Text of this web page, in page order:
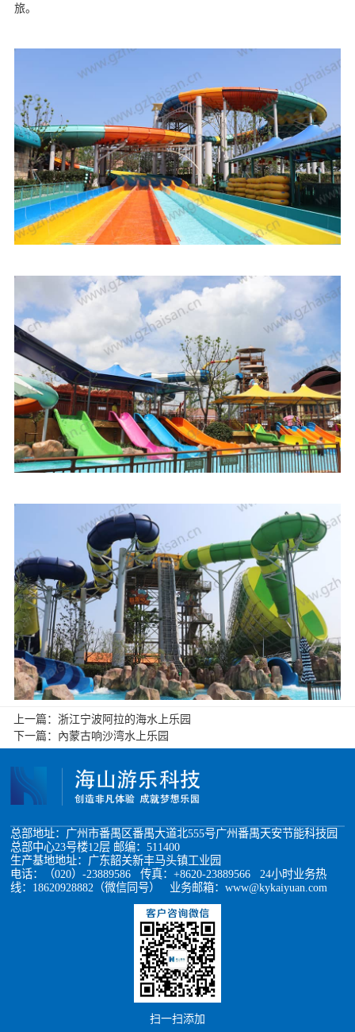
旅。
上一篇： 浙江宁波阿拉的海水上乐园
下一篇： 內蒙古响沙湾水上乐园
总部地址：广州市番禺区番禺大道北555号广州番禺天安节能科技园
总部中心23号楼12层 邮编：511400
生产基地地址：广东韶关新丰马头镇工业园
电话：（020）-23889586 传真：+8620-23889566 24小时业务热
线：18620928882（微信同号） 业务邮箱：www@kykaiyuan.com
扫一扫添加